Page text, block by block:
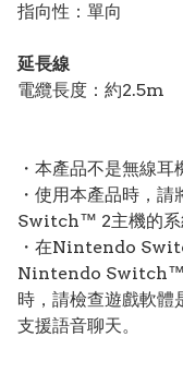
指向性：單向
延長線
電纜長度：約2.5m
・本產品不是無線耳
・使用本產品時
Switch™ 2主機的系
・在Nintendo
Nintendo Switch™
時，請檢查遊戲軟體
支援語音聊天。